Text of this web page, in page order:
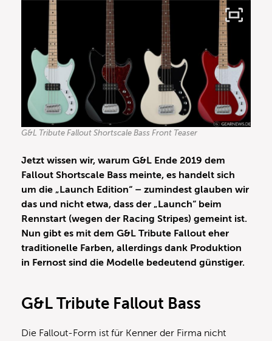
G&L Tribute Fallout Shortscale Bass Front Teaser
​Jetzt wissen wir, warum G&L Ende 2019 dem
Fallout Shortscale Bass meinte, es handelt sich
um die „Launch Edition“ – zumindest glauben wir
das und nicht etwa, dass der „Launch“ beim
Rennstart (wegen der Racing Stripes) gemeint ist.
Nun gibt es mit dem G&L Tribute Fallout eher
traditionelle Farben, allerdings dank Produktion
in Fernost sind die Modelle bedeutend günstiger.
G&L Tribute Fallout Bass
Die Fallout-Form ist für Kenner der Firma nicht